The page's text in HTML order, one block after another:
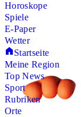
Horoskope
Spiele
E-Paper
Wetter
Startseite
Meine Region
Top News
Sport
Rubriken
Orte